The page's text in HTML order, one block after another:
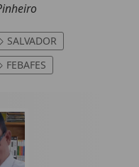
SALVADOR
FEBAFES